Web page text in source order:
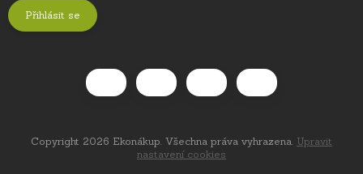
Přihlásit se
Copyright 2026 Ekonákup. Všechna práva vyhrazena. Upravit
nastavení cookies